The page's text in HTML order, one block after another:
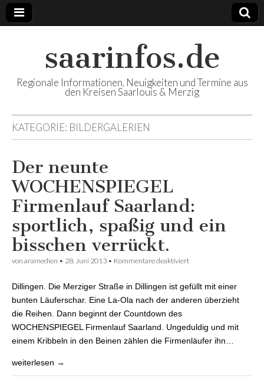
saarinfos.de
Regionale Informationen, Neuigkeiten und Termine aus
den Kreisen Saarlouis & Merzig
KATEGORIE: BILDERGALERIEN
Der neunte
WOCHENSPIEGEL
Firmenlauf Saarland:
sportlich, spaßig und ein
bisschen verrückt.
von aramedien • 28. Juni 2013 • Kommentare deaktiviert
sportlich, spaßig und ein
bisschen verrückt.
Dillingen. Die Merziger Straße in Dillingen ist gefüllt mit einer
bunten Läuferschar. Eine La-Ola nach der anderen überzieht
die Reihen. Dann beginnt der Countdown des
WOCHENSPIEGEL Firmenlauf Saarland. Ungeduldig und mit
einem Kribbeln in den Beinen zählen die Firmenläufer ihn…
weiterlesen →